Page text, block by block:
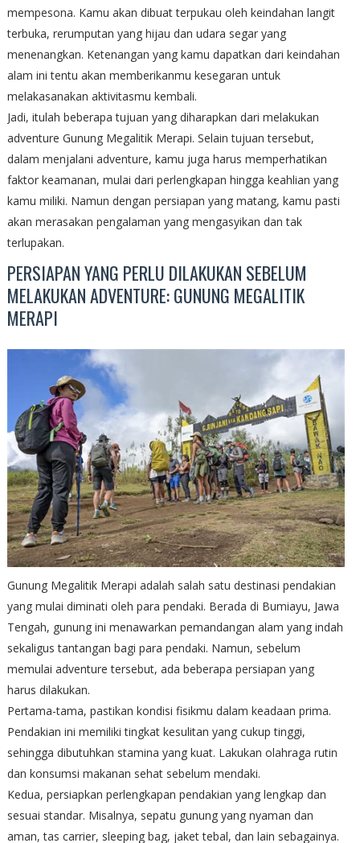
mempesona. Kamu akan dibuat terpukau oleh keindahan langit
terbuka, rerumputan yang hijau dan udara segar yang
menenangkan. Ketenangan yang kamu dapatkan dari keindahan
alam ini tentu akan memberikanmu kesegaran untuk
melakasanakan aktivitasmu kembali.
Jadi, itulah beberapa tujuan yang diharapkan dari melakukan
adventure Gunung Megalitik Merapi. Selain tujuan tersebut,
dalam menjalani adventure, kamu juga harus memperhatikan
faktor keamanan, mulai dari perlengkapan hingga keahlian yang
kamu miliki. Namun dengan persiapan yang matang, kamu pasti
akan merasakan pengalaman yang mengasyikan dan tak
terlupakan.
PERSIAPAN YANG PERLU DILAKUKAN SEBELUM
MELAKUKAN ADVENTURE: GUNUNG MEGALITIK
MERAPI
Gunung Megalitik Merapi adalah salah satu destinasi pendakian
yang mulai diminati oleh para pendaki. Berada di Bumiayu, Jawa
Tengah, gunung ini menawarkan pemandangan alam yang indah
sekaligus tantangan bagi para pendaki. Namun, sebelum
memulai adventure tersebut, ada beberapa persiapan yang
harus dilakukan.
Pertama-tama, pastikan kondisi fisikmu dalam keadaan prima.
Pendakian ini memiliki tingkat kesulitan yang cukup tinggi,
sehingga dibutuhkan stamina yang kuat. Lakukan olahraga rutin
dan konsumsi makanan sehat sebelum mendaki.
Kedua, persiapkan perlengkapan pendakian yang lengkap dan
sesuai standar. Misalnya, sepatu gunung yang nyaman dan
aman, tas carrier, sleeping bag, jaket tebal, dan lain sebagainya.